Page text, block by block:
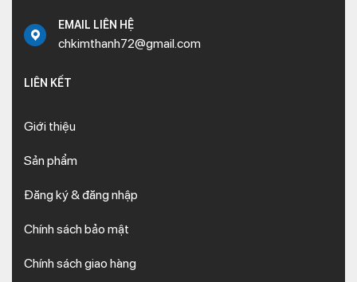
EMAIL LIÊN HỆ
chkimthanh72@gmail.com
LIÊN KẾT
Giới thiệu
Sản phẩm
Đăng ký & đăng nhập
Chính sách bảo mật
Chính sách giao hàng